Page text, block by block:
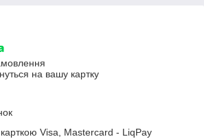
на вашу картку
Visa, Mastercard - LiqPay